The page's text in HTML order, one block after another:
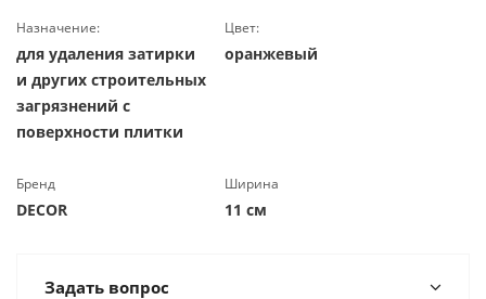
Назначение:
для удаления затирки
и других строительных
загрязнений с
поверхности плитки
Цвет:
оранжевый
Бренд
DECOR
Ширина
11 см
Задать вопрос